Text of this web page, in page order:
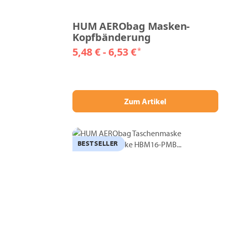
HUM AERObag Masken-
Kopfbänderung
5,48 € -6,53 €*
Zum Artikel
BESTSELLER